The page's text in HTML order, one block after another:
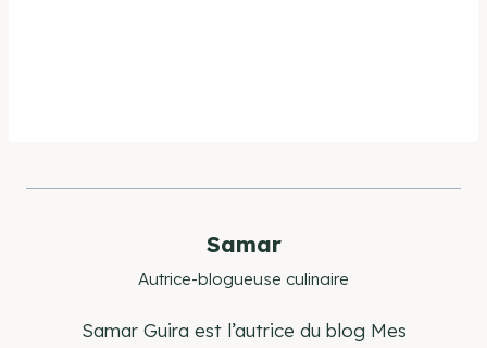
Samar
Autrice-blogueuse culinaire
Samar Guira est l’autrice du blog Mes